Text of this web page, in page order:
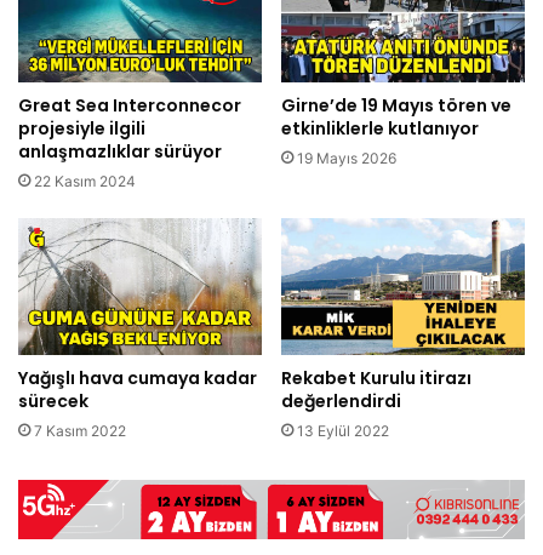
Great Sea Interconnecor
projesiyle ilgili
anlaşmazlıklar sürüyor
22 Kasım 2024
Girne’de 19 Mayıs tören ve
etkinliklerle kutlanıyor
19 Mayıs 2026
Yağışlı hava cumaya kadar
sürecek
7 Kasım 2022
Rekabet Kurulu itirazı
değerlendirdi
13 Eylül 2022